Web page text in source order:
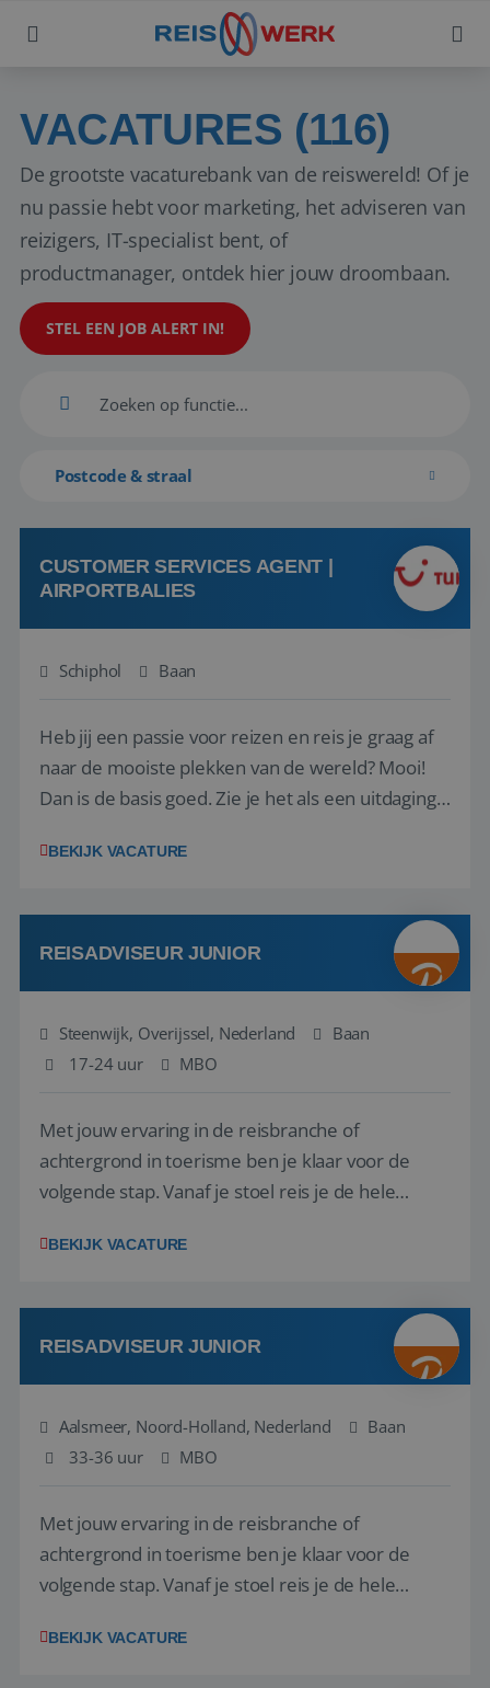
VACATURES (116)
De grootste vacaturebank van de reiswereld! Of je
nu passie hebt voor marketing, het adviseren van
reizigers, IT-specialist bent, of
productmanager, ontdek hier jouw droombaan.
STEL EEN JOB ALERT IN!
Postcode & straal
CUSTOMER SERVICES AGENT |
AIRPORTBALIES
Schiphol Baan
Heb jij een passie voor reizen en reis je graag af
naar de mooiste plekken van de wereld? Mooi!
Dan is de basis goed. Zie je het als een uitdaging
het samenstellen en boeken van de perfecte
deze onderdelen zijn nu samen gevoegd...
BEKIJK VACATURE
REISADVISEUR JUNIOR
Steenwijk, Overijssel, Nederland
Baan
17-24 uur
MBO
Met jouw ervaring in de reisbranche of
achtergrond in toerisme ben je klaar voor de
volgende stap. Vanaf je stoel reis je de hele
wensen van je team, je klant en wat er in de
klanten te overtuigen om die droomreis te
boeken! ...
BEKIJK VACATURE
REISADVISEUR JUNIOR
Aalsmeer, Noord-Holland, Nederland
Baan
33-36 uur
MBO
Met jouw ervaring in de reisbranche of
achtergrond in toerisme ben je klaar voor de
volgende stap. Vanaf je stoel reis je de hele
wensen van je team, je klant en wat er in de
BEKIJK VACATURE